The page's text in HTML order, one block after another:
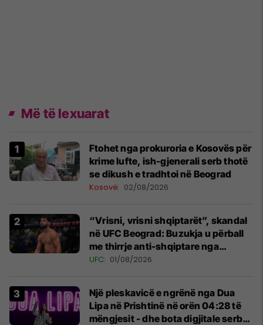
Më të lexuarat
Ftohet nga prokuroria e Kosovës për
krime lufte, ish-gjenerali serb thotë
se dikush e tradhtoi në Beograd
Kosovë 02/08/2026
“Vrisni, vrisni shqiptarët”, skandal
në UFC Beograd: Buzukja u përball
me thirrje anti-shqiptare nga
tribunat
UFC 01/08/2026
Një pleskavicë e ngrënë nga Dua
Lipa në Prishtinë në orën 04:28 të
mëngjesit - dhe bota digjitale serbe